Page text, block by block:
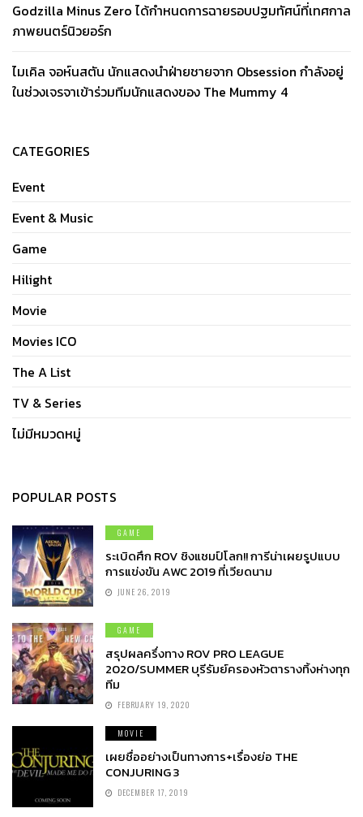
Godzilla Minus Zero ได้กำหนดการฉายรอบปฐมทัศน์ที่เทศกาล
ภาพยนตร์นิวยอร์ก
ไมเคิล จอห์นสตัน นักแสดงนำฝ่ายชายจาก Obsession กำลังอยู่
ในช่วงเจรจาเข้าร่วมทีมนักแสดงของ The Mummy 4
CATEGORIES
Event
Event & Music
Game
Hilight
Movie
Movies ICO
The A List
TV & Series
ไม่มีหมวดหมู่
POPULAR POSTS
GAME
ระเบิดศึก ROV ชิงแชมป์โลก!! การีน่าเผยรูปแบบ
การแข่งขัน AWC 2019 ที่เวียดนาม
JUNE 26, 2019
GAME
สรุปผลครึ่งทาง ROV PRO LEAGUE
2020/SUMMER บุรีรัมย์ครองหัวตารางทิ้งห่างทุก
ทีม
FEBRUARY 19, 2020
MOVIE
เผยชื่ออย่างเป็นทางการ+เรื่องย่อ THE
CONJURING 3
DECEMBER 17, 2019